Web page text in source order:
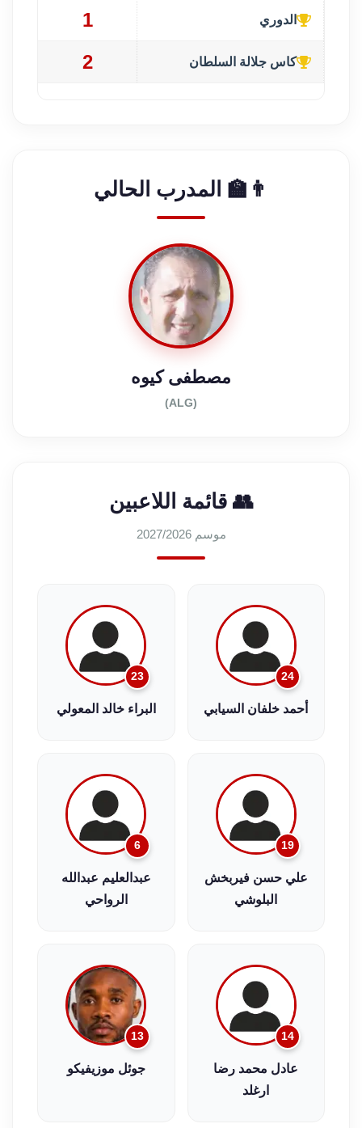
الدوري 1
كاس جلالة السلطان 2
👨‍🏫 المدرب الحالي
مصطفى كيوه
(ALG)
👥 قائمة اللاعبين
موسم 2027/2026
24
أحمد خلفان السيابي
23
البراء خالد المعولي
19
علي حسن فيربخش
البلوشي
6
عبدالعليم عبدالله
الرواحي
14
عادل محمد رضا
ارغلد
13
جوئل موزيفيكو